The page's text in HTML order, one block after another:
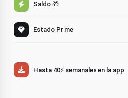
Saldo 🎁
Estado Prime
Hasta 40⚡ semanales en la app